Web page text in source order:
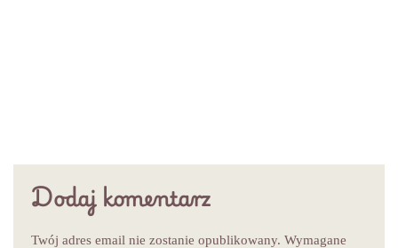
Dodaj komentarz
Twój adres email nie zostanie opublikowany. Wymagane